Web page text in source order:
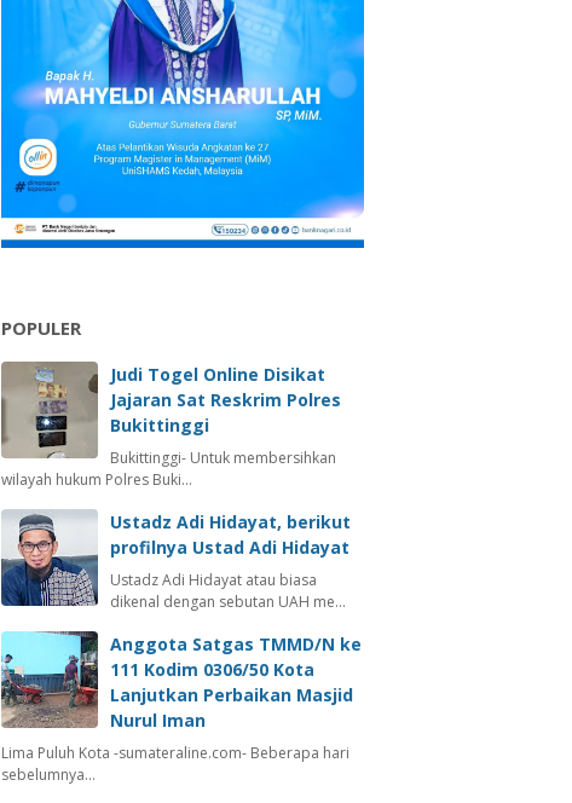
POPULER
Judi Togel Online Disikat
Jajaran Sat Reskrim Polres
Bukittinggi
Bukittinggi- Untuk membersihkan
wilayah hukum Polres Buki…
Ustadz Adi Hidayat, berikut
profilnya Ustad Adi Hidayat
Ustadz Adi Hidayat atau biasa
dikenal dengan sebutan UAH me…
Anggota Satgas TMMD/N ke
111 Kodim 0306/50 Kota
Lanjutkan Perbaikan Masjid
Nurul Iman
Lima Puluh Kota -sumateraline.com- Beberapa hari
sebelumnya…